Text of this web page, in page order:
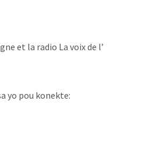
et la radio La voix de l’
yo pou konekte: